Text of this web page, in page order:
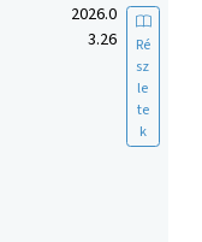
2026.0
3.26
Ré
sz
le
te
k